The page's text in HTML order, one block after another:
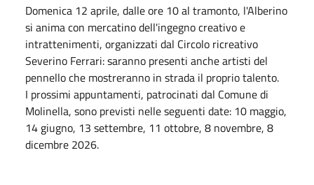
Domenica 12 aprile, dalle ore 10 al tramonto, l'Alberino
si anima con mercatino dell'ingegno creativo e
intrattenimenti, organizzati dal Circolo ricreativo
Severino Ferrari: saranno presenti anche artisti del
pennello che mostreranno in strada il proprio talento.
I prossimi appuntamenti, patrocinati dal Comune di
Molinella, sono previsti nelle seguenti date: 10 maggio,
14 giugno, 13 settembre, 11 ottobre, 8 novembre, 8
dicembre 2026.